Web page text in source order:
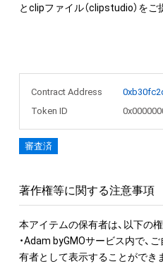
とclipファイル（clipstudio）をご
Contract Address
Token ID
審査済
著作権等に関する注意事項
本アイテムの保有者は、以下の
・Adam byGMOサービス内で、
有者として表示することができ